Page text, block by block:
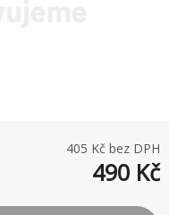
405 Kč bez DPH
490 Kč